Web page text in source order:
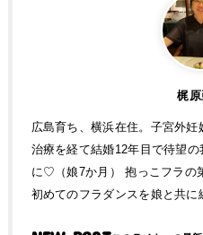
梶
広島育ち、横浜在住。子宮外
治療を経て結婚12年目で待望
に♡（娘7か月） 抱っこフラの
初めてのフラダンスを娘と共に